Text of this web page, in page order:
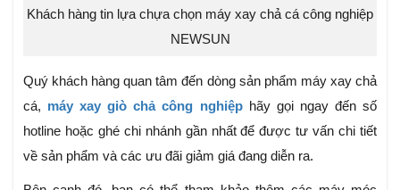
Khách hàng tin lựa chựa chọn máy xay chả cá công nghiệp
NEWSUN
Quý khách hàng quan tâm đến dòng sản phẩm máy xay chả
cá, máy xay giò chả công nghiệphãy gọi ngay đến số
hotline hoặc ghé chi nhánh gần nhất để được tư vấn chi tiết
về sản phẩm và các ưu đãi giảm giá đang diễn ra.